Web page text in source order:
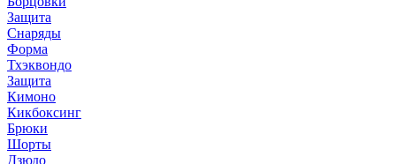
Защита
Снаряды
Форма
Тхэквондо
Защита
Кимоно
Кикбоксинг
Брюки
Шорты
Дзюдо